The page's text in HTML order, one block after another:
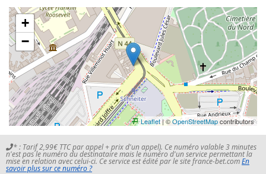
+
−
Leaflet| ©OpenStreetMapcontributors
* : Tarif 2,99€ TTC par appel + prix d'un appel). Ce numéro valable 3 minutes
n'est pas le numéro du destinataire mais le numéro d'un service permettant la
mise en relation avec celui-ci. Ce service est édité par le site france-bet.comEn
savoir plus sur ce numéro ?